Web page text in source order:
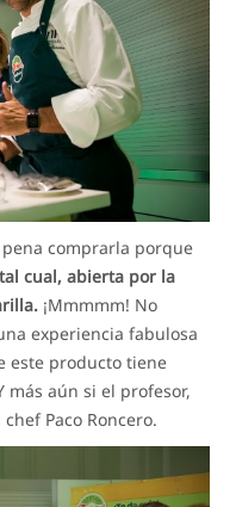
pena comprarla porque
cual, abierta por la
¡Mmmmm! No
experiencia fabulosa
este producto tiene
aún si el profesor,
Paco Roncero.